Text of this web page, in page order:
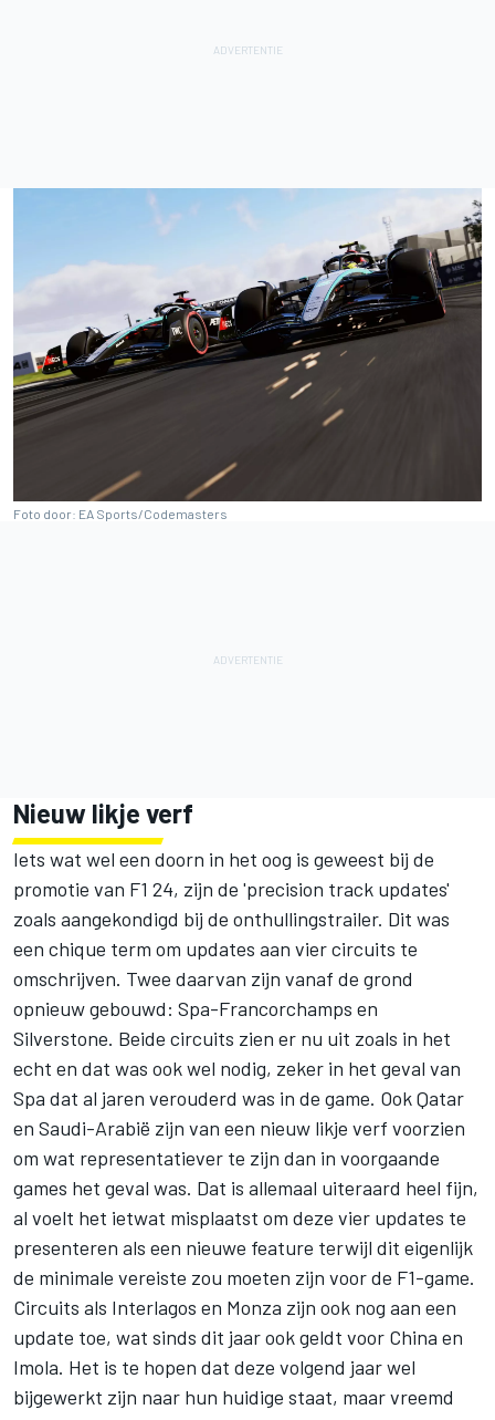
Foto door: EA Sports/Codemasters
Nieuw likje verf
Iets wat wel een doorn in het oog is geweest bij de
promotie van F1 24, zijn de 'precision track updates'
zoals aangekondigd bij de onthullingstrailer. Dit was
een chique term om updates aan vier circuits te
omschrijven. Twee daarvan zijn vanaf de grond
opnieuw gebouwd: Spa-Francorchamps en
Silverstone. Beide circuits zien er nu uit zoals in het
echt en dat was ook wel nodig, zeker in het geval van
Spa dat al jaren verouderd was in de game. Ook Qatar
en Saudi-Arabië zijn van een nieuw likje verf voorzien
om wat representatiever te zijn dan in voorgaande
games het geval was. Dat is allemaal uiteraard heel fijn,
al voelt het ietwat misplaatst om deze vier updates te
presenteren als een nieuwe feature terwijl dit eigenlijk
de minimale vereiste zou moeten zijn voor de F1-game.
Circuits als Interlagos en Monza zijn ook nog aan een
update toe, wat sinds dit jaar ook geldt voor China en
Imola. Het is te hopen dat deze volgend jaar wel
bijgewerkt zijn naar hun huidige staat, maar vreemd